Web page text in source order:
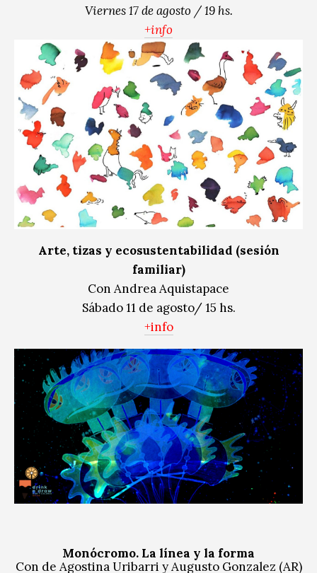
Viernes 17 de agosto / 19 hs.
+info
Arte, tizas y ecosustentabilidad (sesión
familiar)
Con Andrea Aquistapace
Sábado 11 de agosto/ 15 hs.
+info
Monócromo. La línea y la forma
Con de Agostina Uribarri y Augusto Gonzalez (AR)